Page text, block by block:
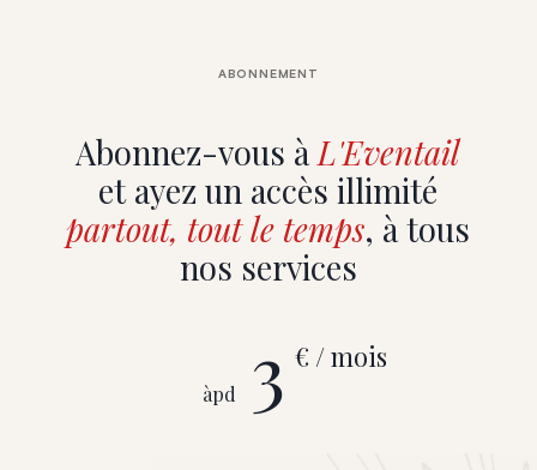
Abonnez-vous àL'Eventail
et ayez un accès illimité
partout, tout le temps, à tous
nos services
ABONNEMENT
àpd 3 € / mois